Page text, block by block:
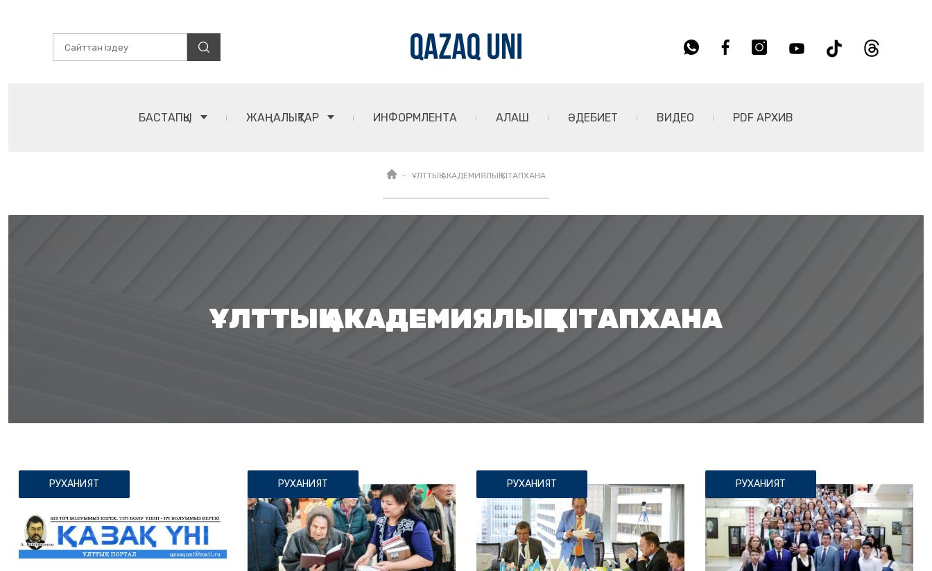
БАСТАПҚЫ ЖАҢАЛЫҚТАР ИНФОРМЛЕНТА АЛАШ ӘДЕБИЕТ ВИДЕО PDF АРХИВ
ҰЛТТЫҚ АКАДЕМИЯЛЫҚ КІТАПХАНА
ҰЛТТЫҚ АКАДЕМИЯЛЫҚ КІТАПХАНА
РУХАНИЯТ РУХАНИЯТ РУХАНИЯТ РУХАНИЯТ